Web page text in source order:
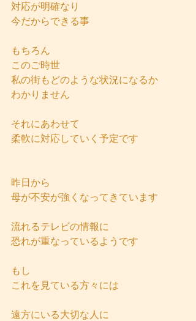
対応が明確なり
今だからできる事
もちろん
このご時世
私の街もどのような状況になるか
わかりません
それにあわせて
柔軟に対応していく予定です
昨日から
母が不安が強くなってきています
流れるテレビの情報に
恐れが重なっているようです
もし
これを見ている方々には
遠方にいる大切な人に